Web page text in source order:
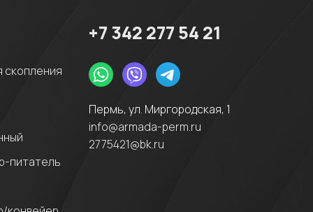
скопления
питатель
+7 342 277 54 21
Пермь, ул. Миргородская, 1
info@armada-perm.ru
2775421@bk.ru